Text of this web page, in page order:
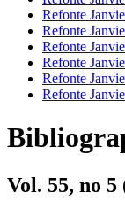
Refonte
Refonte
Refonte
Refonte
Refonte
Refonte
Vol. 55, no 5